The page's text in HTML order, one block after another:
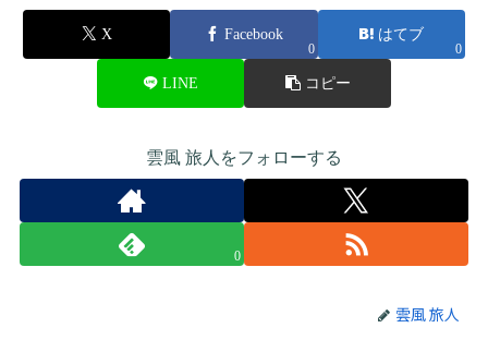
X Facebook
0
はてブ
0
LINE コピー
雲風 旅人をフォローする
0
雲風 旅人